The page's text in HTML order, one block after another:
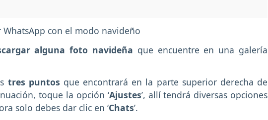
WhatsApp con el modo navideño
alguna foto navideña que encuentre en una galería
tres puntos que encontrará en la parte superior derecha de
toque la opción ‘Ajustes’, allí tendrá diversas opciones
solo debes dar clic en ‘Chats’.